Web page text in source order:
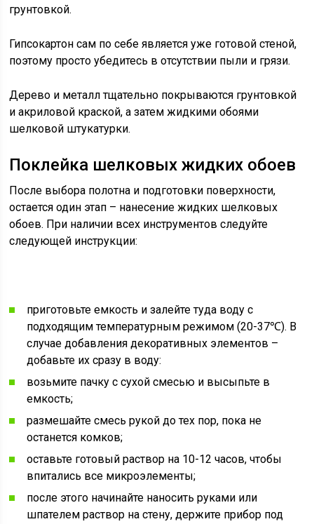
грунтовкой.
Гипсокартон сам по себе является уже готовой стеной,
поэтому просто убедитесь в отсутствии пыли и грязи.
Дерево и металл тщательно покрываются грунтовкой
и акриловой краской, а затем жидкими обоями
шелковой штукатурки.
Поклейка шелковых жидких обоев
После выбора полотна и подготовки поверхности,
остается один этап – нанесение жидких шелковых
обоев. При наличии всех инструментов следуйте
следующей инструкции:
приготовьте емкость и залейте туда воду с
подходящим температурным режимом (20-37℃). В
случае добавления декоративных элементов –
добавьте их сразу в воду:
возьмите пачку с сухой смесью и высыпьте в
емкость;
размешайте смесь рукой до тех пор, пока не
останется комков;
оставьте готовый раствор на 10-12 часов, чтобы
впитались все микроэлементы;
после этого начинайте наносить руками или
шпателем раствор на стену, держите прибор под